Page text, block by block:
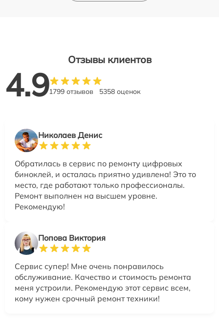
Отзывы клиентов
4.91799 отзывов 5358 оценок
Николаев Денис
Обратилась в сервис по ремонту цифровых
биноклей, и осталась приятно удивлена! Это то
место, где работают только профессионалы.
Ремонт выполнен на высшем уровне.
Рекомендую!
Попова Виктория
Сервис супер! Мне очень понравилось
обслуживание. Качество и стоимость ремонта
меня устроили. Рекомендую этот сервис всем,
кому нужен срочный ремонт техники!